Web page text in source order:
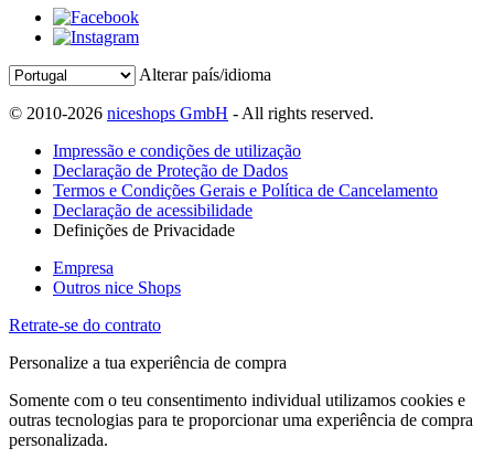
Alterar país/idioma
© 2010-2026 niceshops GmbH - All rights reserved.
Impressão e condições de utilização
Declaração de Proteção de Dados
Termos e Condições Gerais e Política de Cancelamento
Declaração de acessibilidade
Definições de Privacidade
Empresa
Outros nice Shops
Retrate-se do contrato
Personalize a tua experiência de compra
Somente com o teu consentimento individual utilizamos cookies e
outras tecnologias para te proporcionar uma experiência de compra
personalizada.